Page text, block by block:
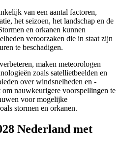
van een aantal factoren,
het seizoen, het landschap en de
en orkanen kunnen
veroorzaken die in staat zijn
te beschadigen.
maken meteorologen
zoals satellietbeelden en
over windsnelheden en -
nauwkeurigere voorspellingen te
voor mogelijke
stormen en orkanen.
Nederland met